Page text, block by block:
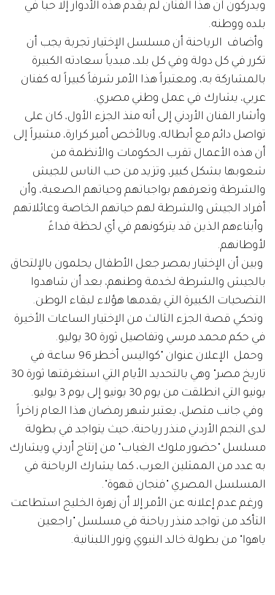
ويدركون أن هذا الفنان لم يقدم هذه الأدوار إلا حباً في
بلده ووطنه.
وأضاف الرياحنة أن مسلسل الإختيار تجربة يجب أن
تكرر في كل دولة وفي كل بلد، مبدياً سعادته الكبيرة
بالمشاركة به، ومعتبراً هذا الأمر شرفاً كبيراً له كفنان
عربي، يشارك في عمل وطني مصري.
وأشار الفنان الأردني إلى أنه منذ الجزء الأول، كان على
تواصل دائم مع أبطاله، وبالأخص أمير كرارة، مشيراً إلى
أن هذه الأعمال تقرب الحكومات والأنظمة من
شعوبها بشكل كبير، وتزيد من حب الناس للجيش
والشرطة وتعرفهم بواجباتهم وحياتهم الصعبة، وأن
أفراد الجيش والشرطة لهم حياتهم الخاصة وعائلاتهم
وأبناءهم الذين قد يتركونهم في أي لحظة فداءً
لأوطانهم.
وبين أن الإختيار بمصر جعل الأطفال يحلمون بالإلتحاق
بالجيش والشرطة لخدمة وطنهم، بعد أن شاهدوا
التضحيات الكبيرة التي يقدمها هؤلاء لبقاء الوطن.
وتحكي قصة الجزء الثالث من الإختيار الساعات الأخيرة
في حكم محمد مرسي وتفاصيل ثورة 30 يوليو.
وحمل الإعلان عنوان "كواليس أخطر 96 ساعة في
تاريخ مصر" وهي بالتحديد الأيام التي استغرقتها ثورة 30
يونيو التي انطلقت من يوم 30 يونيو إلى يوم 3 يوليو.
وفي جانب متصل، يعتبر شهر رمضان هذا العام زاخراً
لدى النجم الأردني منذر رياحنة، حيث يتواجد في بطولة
مسلسل "حضور ملوك الغياب" من إنتاج أردني ويشارك
به عدد من الممثلين العرب، كما يشارك الرياحنة في
المسلسل المصري "فنجان قهوة".
ورغم عدم إعلانه عن الأمر إلا أن زهرة الخليج استطاعت
التأكد من تواجد منذر رياحنة في مسلسل "راجعين
ياهوا" من بطولة خالد النبوي ونور اللبنانية.